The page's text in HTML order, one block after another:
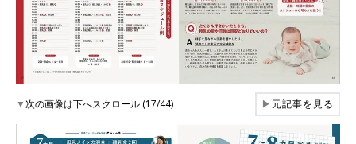
▼次の画像は下へスクロール (17/44) ▶元記事を見る